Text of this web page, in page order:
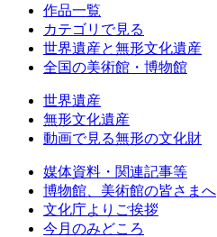
作品一覧
カテゴリで見る
世界遺産と無形文化遺産
全国の美術館・博物館
世界遺産
無形文化遺産
動画で見る無形の文化財
媒体資料・関連記事等
博物館、美術館の皆さまへ
文化庁よりご挨拶
今月のみどころ